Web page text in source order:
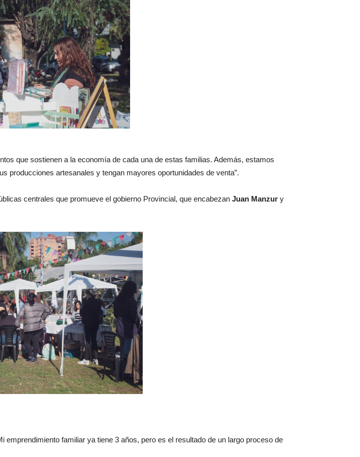
que sostienen a la economía de cada una de estas familias. Además, estamos
producciones artesanales y tengan mayores oportunidades de venta”.
centrales que promueve el gobierno Provincial, que encabezan Juan Manzur y
emprendimiento familiar ya tiene 3 años, pero es el resultado de un largo proceso de